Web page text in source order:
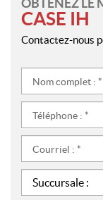
OBTENEZ LE
CASE IH
Contactez-nous
complet
:
*
*Succursale